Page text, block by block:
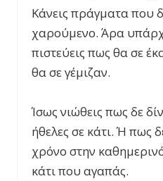
Κάνεις πράγματα που
χαρούμενο. Άρα
πιστεύεις πως θα σε
θα σε γέμιζαν.
Ίσως νιώθεις πως δε
ήθελες σε κάτι. Ή πως
χρόνο στην
κάτι που αγαπάς.